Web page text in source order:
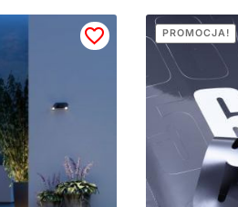
PROMOCJA!